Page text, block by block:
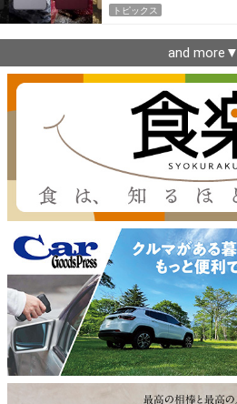
トピックス
and more▼